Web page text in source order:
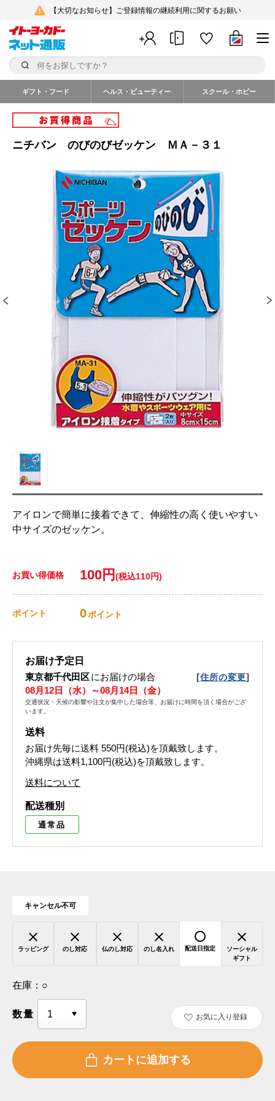
【大切なお知らせ】ご登録情報の継続利用に関するお願い
ギフト・フード ヘルス・ビューティー スクール・ホビー
ニチバン のびのびゼッケン ＭＡ－３１
アイロンで簡単に接着できて、伸縮性の高く使いやすい
中サイズのゼッケン。
お買い得価格 100円 (税込110円)
ポイント 0ポイント
お届け予定日
東京都千代田区にお届けの場合 [住所の変更]
08月12日（水）～08月14日（金）
交通状況・天候の影響や注文が集中した場合等、お届けに時間を頂く場合がござ
います。
送料
お届け先毎に送料 550円(税込)を頂戴致します。
沖縄県は送料1,100円(税込)を頂戴致します。
送料について
配送種別
通常品
キャンセル不可
ラッピング のし対応 仏のし対応 のし名入れ 配送日指定
ソーシャル
ギフト
在庫： ○
数量 お気に入り登録